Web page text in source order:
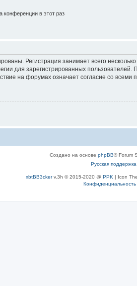
конференции в этот раз
Регистрация занимает всего
для зарегистрированных
на форумах означает согласие со всеми
Создано на основе phpBB® Forum
Русская
xbtBB3ckerv.3h © 2015-2020 @ PPK | Icon
Конфиденциальность